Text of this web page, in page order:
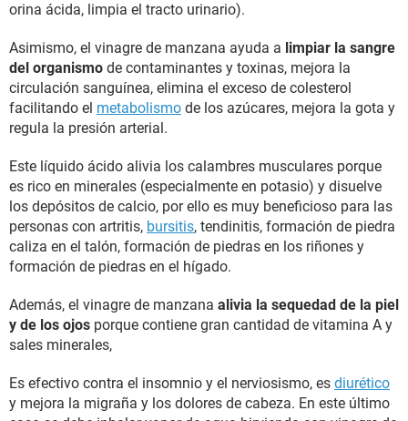
orina ácida, limpia el tracto urinario).
Asimismo, el vinagre de manzana ayuda a limpiar la sangre
del organismo de contaminantes y toxinas, mejora la
circulación sanguínea, elimina el exceso de colesterol
facilitando el metabolismo de los azúcares, mejora la gota y
regula la presión arterial.
Este líquido ácido alivia los calambres musculares porque
es rico en minerales (especialmente en potasio) y disuelve
los depósitos de calcio, por ello es muy beneficioso para las
personas con artritis, bursitis, tendinitis, formación de piedra
caliza en el talón, formación de piedras en los riñones y
formación de piedras en el hígado.
Además, el vinagre de manzana alivia la sequedad de la piel
y de los ojos porque contiene gran cantidad de vitamina A y
sales minerales,
Es efectivo contra el insomnio y el nerviosismo, es diurético
y mejora la migraña y los dolores de cabeza. En este último